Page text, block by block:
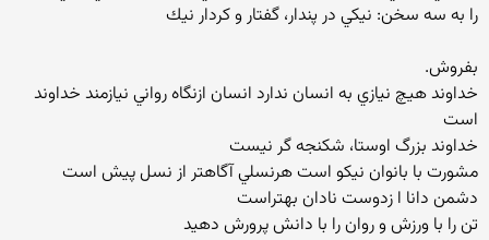
را به سه سخن: نيكي در پندار، گفتار و كردار نيك
بفروش.
خداوند هيچ نيازي به انسان ندارد انسان ازنگاه رواني نيازمند خداوند
است
خداوند بزرگ اوستا، شكنجه گر نيست
مشورت با بانوان نيكو است هرنسلي آگاهتر از نسل پيش است
دشمن دانا ا زدوست نادان بهتراست
تن را با ورزش و روان را با دانش پرورش دهيد